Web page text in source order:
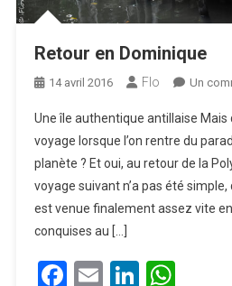
Retour en Dominique
14 avril 2016 Flo Un
Une île authentique antillaise
voyage lorsque l’on rentre du
planète ? Et oui, au retour de la
voyage suivant n’a pas été
est venue finalement assez vite
conquises au […]
Facebook
EmailLinkedIn